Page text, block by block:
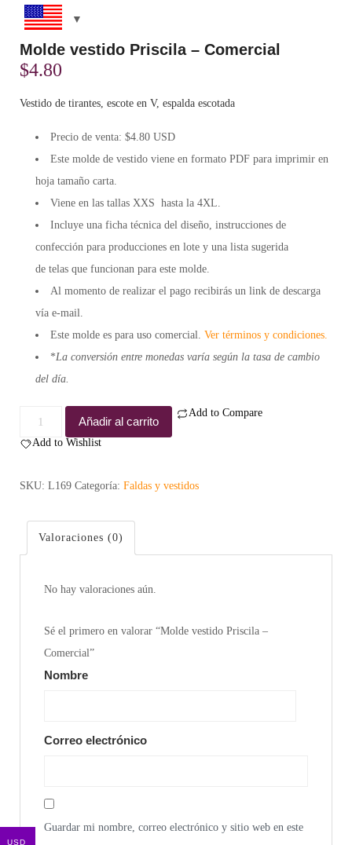
Molde vestido Priscila – Comercial
$4.80
Vestido de tirantes, escote en V, espalda escotada
Precio de venta: $4.80 USD
Este molde de vestido viene en formato PDF para imprimir en
hoja tamaño carta.
Viene en las tallas XXS hasta la 4XL.
Incluye una ficha técnica del diseño, instrucciones de
confección para producciones en lote y una lista sugerida
de telas que funcionan para este molde.
Al momento de realizar el pago recibirás un link de descarga
vía e-mail.
Este molde es para uso comercial. Ver términos y condiciones.
*La conversión entre monedas varía según la tasa de cambio
del día.
Molde
vestido
-
cantidad
Añadir al carrito
Add to Compare
Add to Wishlist
SKU: L169 Categoría: Faldas y vestidos
Valoraciones (0)
No hay valoraciones aún.
Sé el primero en valorar “Molde vestido Priscila –
Comercial”
Nombre
Correo electrónico
Guardar mi nombre, correo electrónico y sitio web en este
USD